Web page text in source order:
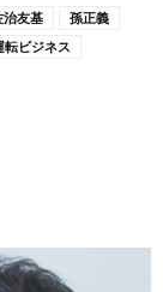
治友基
孫正義
転ビジネス